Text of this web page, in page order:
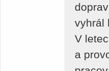
vyhrál
V
a